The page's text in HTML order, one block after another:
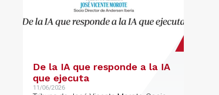
De la IA que responde a la IA
que ejecuta
11/06/2026